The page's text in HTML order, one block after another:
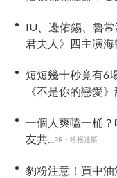
IU、邊佑錫、魯
君夫人》四主演
短短幾十秒竟有6
《不是你的戀愛
一個人爽嗑一桶
友共...PR・哈根達斯
豹粉注意！買中